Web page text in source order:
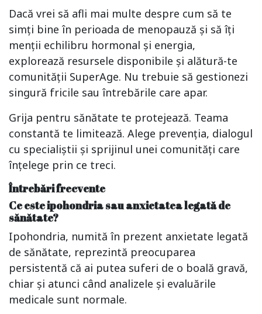
Dacă vrei să afli mai multe despre cum să te
simți bine în perioada de menopauză și să îți
menții echilibru hormonal și energia,
explorează resursele disponibile și alătură-te
comunității SuperAge. Nu trebuie să gestionezi
singură fricile sau întrebările care apar.
Grija pentru sănătate te protejează. Teama
constantă te limitează. Alege prevenția, dialogul
cu specialiștii și sprijinul unei comunități care
înțelege prin ce treci.
Întrebări frecvente
Ce este ipohondria sau anxietatea legată de
sănătate?
Ipohondria, numită în prezent anxietate legată
de sănătate, reprezintă preocuparea
persistentă că ai putea suferi de o boală gravă,
chiar și atunci când analizele și evaluările
medicale sunt normale.